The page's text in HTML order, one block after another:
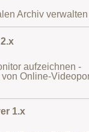
Archiv
aufzeichnen -
Online-
1.x